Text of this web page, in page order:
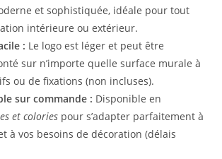
et sophistiquée, idéale pour tout
intérieure ou extérieur.
: Le logo est léger et peut être
sur n’importe quelle surface murale à
ou de fixations (non incluses).
sur commande : Disponible en
et colories pour s’adapter parfaitement à
à vos besoins de décoration (délais